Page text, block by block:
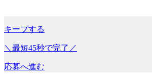
キープする
＼最短45秒で完了／
応募へ進む